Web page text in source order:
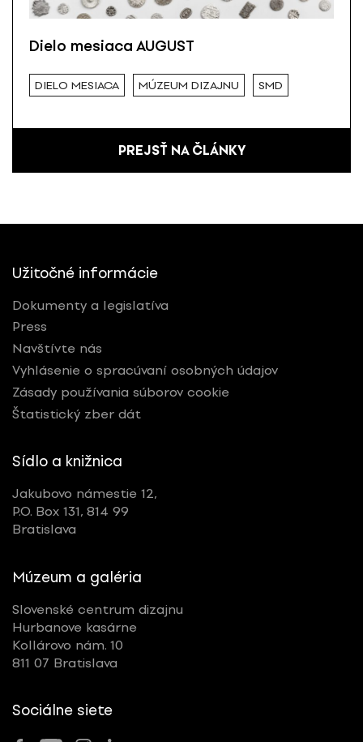
Dielo mesiaca AUGUST
DIELO MESIACA MÚZEUM DIZAJNU SMD
PREJSŤ NA ČLÁNKY
Užitočné informácie
Dokumenty a legislatíva
Press
Navštívte nás
Vyhlásenie o spracúvaní osobných údajov
Zásady používania súborov cookie
Štatistický zber dát
Sídlo a knižnica
Jakubovo námestie 12,
P.O. Box 131, 814 99
Bratislava
Múzeum a galéria
Slovenské centrum dizajnu
Hurbanove kasárne
Kollárovo nám. 10
811 07 Bratislava
Sociálne siete